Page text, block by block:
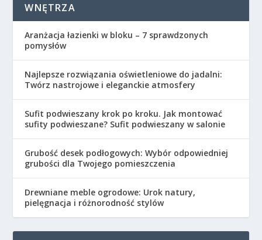
WNĘTRZA
Aranżacja łazienki w bloku – 7 sprawdzonych
pomysłów
Najlepsze rozwiązania oświetleniowe do jadalni:
Twórz nastrojowe i eleganckie atmosfery
Sufit podwieszany krok po kroku. Jak montować
sufity podwieszane? Sufit podwieszany w salonie
Grubość desek podłogowych: Wybór odpowiedniej
grubości dla Twojego pomieszczenia
Drewniane meble ogrodowe: Urok natury,
pielęgnacja i różnorodność stylów